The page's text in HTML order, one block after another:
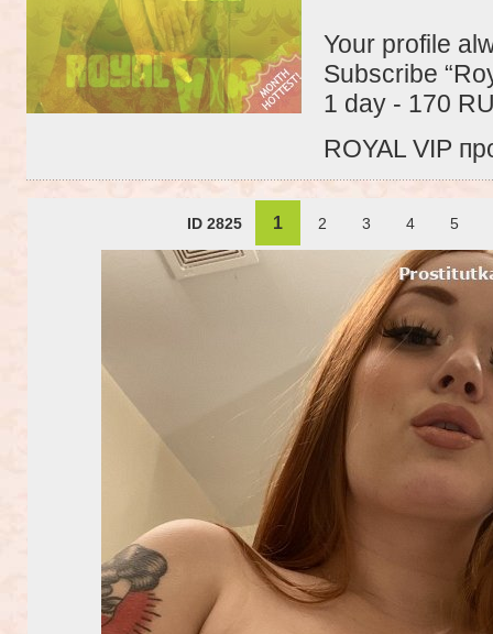
Your profile
Subscribe
1 day - 170
ROYAL VIP
ID 2825 1 2 3 4 5